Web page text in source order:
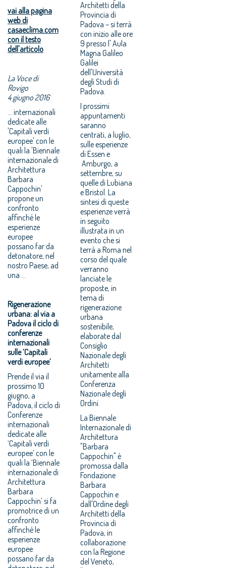
vai alla pagina
web di
casaeclima.com
con il testo
dell'articolo
La Voce di
Rovigo
4 giugno 2016
… internazionali
dedicate alle
'Capitali verdi
europee' con le
quali la 'Biennale
internazionale di
Architettura
Barbara
Cappochin'
propone un
confronto
affinché le
esperienze
europee
possano far da
detonatore, nel
nostro Paese, ad
una …
Rigenerazione
urbana: al via a
Padova il ciclo di
conferenze
internazionali
sulle ‘Capitali
verdi europee’
Prende il via il
prossimo 10
giugno, a
Padova, il ciclo di
Conferenze
internazionali
dedicate alle
‘Capitali verdi
europee’ con le
quali la ‘Biennale
internazionale di
Architettura
Barbara
Cappochin’ si fa
promotrice di un
confronto
affinché le
esperienze
europee
possano far da
Architetti della
Provincia di
Padova – si terrà
con inizio alle ore
9 presso l' Aula
Magna Galileo
Galilei
dell'Università
degli Studi di
Padova.
I prossimi
appuntamenti
saranno
centrati, a luglio,
sulle esperienze
di Essen e
Amburgo, a
settembre, su
quelle di Lubiana
e Bristol. La
sintesi di queste
esperienze verrà
in seguito
illustrata in un
evento che si
terrà a Roma nel
corso del quale
verranno
lanciate le
proposte, in
tema di
rigenerazione
urbana
sostenibile,
elaborate dal
Consiglio
Nazionale degli
Architetti
unitamente alla
Conferenza
Nazionale degli
Ordini.
La Biennale
Internazionale di
Architettura
"Barbara
Cappochin" è
promossa dalla
Fondazione
Barbara
Cappochin e
dall'Ordine degli
Architetti della
Provincia di
Padova, in
collaborazione
con la Regione
del Veneto,